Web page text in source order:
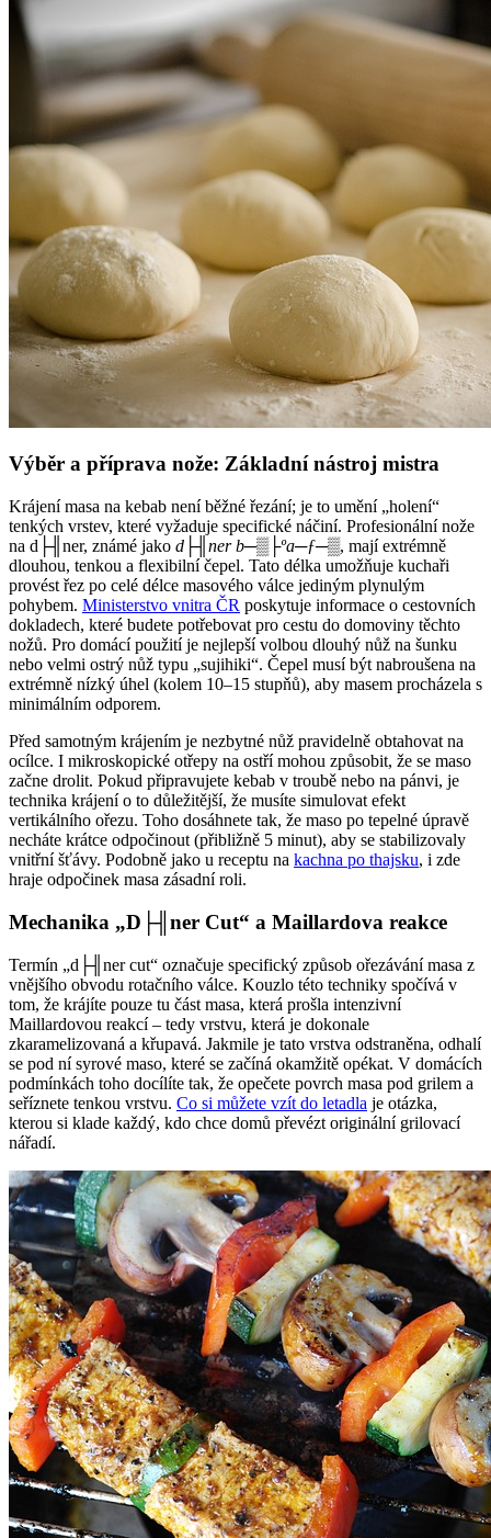
Výběr a příprava nože: Základní nástroj mistra
Krájení masa na kebab není běžné řezání; je to umění „holení“
tenkých vrstev, které vyžaduje specifické náčiní. Profesionální nože
na d├╢ner, známé jako d├╢ner b─▒├ºa─ƒ─▒, mají extrémně
dlouhou, tenkou a flexibilní čepel. Tato délka umožňuje kuchaři
provést řez po celé délce masového válce jediným plynulým
pohybem. Ministerstvo vnitra ČR poskytuje informace o cestovních
dokladech, které budete potřebovat pro cestu do domoviny těchto
nožů. Pro domácí použití je nejlepší volbou dlouhý nůž na šunku
nebo velmi ostrý nůž typu „sujihiki“. Čepel musí být nabroušena na
extrémně nízký úhel (kolem 10–15 stupňů), aby masem procházela s
minimálním odporem.
Před samotným krájením je nezbytné nůž pravidelně obtahovat na
ocílce. I mikroskopické otřepy na ostří mohou způsobit, že se maso
začne drolit. Pokud připravujete kebab v troubě nebo na pánvi, je
technika krájení o to důležitější, že musíte simulovat efekt
vertikálního ořezu. Toho dosáhnete tak, že maso po tepelné úpravě
necháte krátce odpočinout (přibližně 5 minut), aby se stabilizovaly
vnitřní šťávy. Podobně jako u receptu na kachna po thajsku, i zde
hraje odpočinek masa zásadní roli.
Mechanika „D├╢ner Cut“ a Maillardova reakce
Termín „d├╢ner cut“ označuje specifický způsob ořezávání masa z
vnějšího obvodu rotačního válce. Kouzlo této techniky spočívá v
tom, že krájíte pouze tu část masa, která prošla intenzivní
Maillardovou reakcí – tedy vrstvu, která je dokonale
zkaramelizovaná a křupavá. Jakmile je tato vrstva odstraněna, odhalí
se pod ní syrové maso, které se začíná okamžitě opékat. V domácích
podmínkách toho docílíte tak, že opečete povrch masa pod grilem a
seříznete tenkou vrstvu. Co si můžete vzít do letadla je otázka,
kterou si klade každý, kdo chce domů převézt originální grilovací
nářadí.